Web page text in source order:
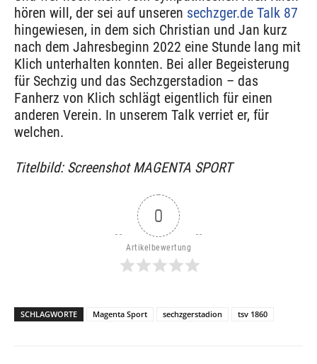
hören will, der sei auf unseren sechzger.de Talk 87
hingewiesen, in dem sich Christian und Jan kurz
nach dem Jahresbeginn 2022 eine Stunde lang mit
Klich unterhalten konnten. Bei aller Begeisterung
für Sechzig und das Sechzgerstadion – das
Fanherz von Klich schlägt eigentlich für einen
anderen Verein. In unserem Talk verriet er, für
welchen.
Titelbild: Screenshot MAGENTA SPORT
0
Artikelbewertung
SCHLAGWORTE Magenta Sport sechzgerstadion tsv 1860